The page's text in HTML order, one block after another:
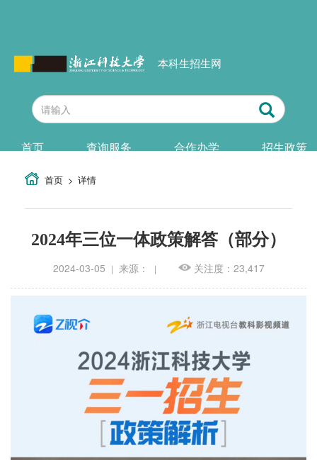
本科生招生网
首页 查询服务 合作办学 招生政策
首页 详情
2024年三位一体政策解答（部分）
2024-03-05 | 来源： | 关注度：23,417